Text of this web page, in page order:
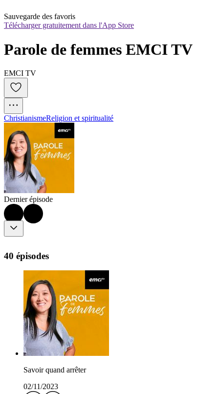
Sauvegarde des favoris
Télécharger gratuitement dans l'App Store
Parole de femmes EMCI TV
EMCI TV
ChristianismeReligion et spiritualité
Dernier épisode
40 épisodes
Savoir quand arrêter
02/11/2023